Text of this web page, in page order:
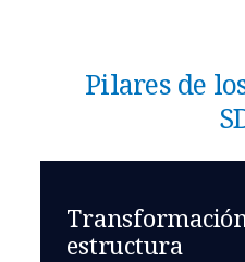
Pilares de
estructura